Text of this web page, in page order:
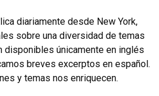
diariamente desde New York,
sobre una diversidad de temas
disponibles únicamente en inglés
breves excerptos en español.
y temas nos enriquecen.